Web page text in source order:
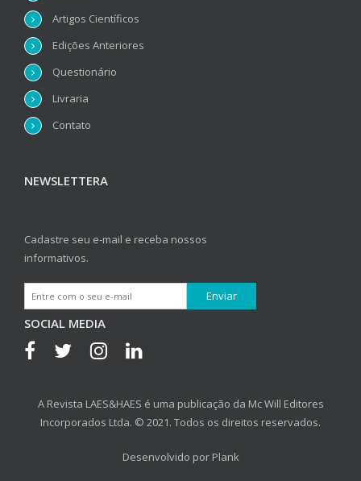
Artigos Científicos
Edições Anteriores
Questionário
Livraria
Contato
NEWSLETTERA
Cadastre seu e-mail e receba nossos
informativos.
SOCIAL MEDIA
A Revista LAES&HAES é uma publicação da Mc Will Editores
Incorporados Ltda. © 2021. Todos os direitos reservados.
Desenvolvido por Plank